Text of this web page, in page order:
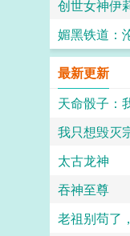
最新更新
天命骰子：
我只想毁灭
太古龙神
吞神至尊
老祖别苟了